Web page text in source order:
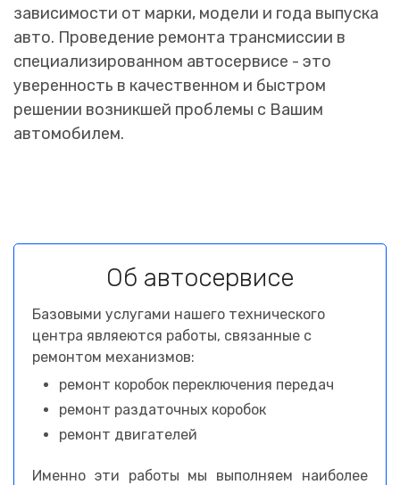
зависимости от марки, модели и года выпуска
авто. Проведение ремонта трансмиссии в
специализированном автосервисе - это
уверенность в качественном и быстром
решении возникшей проблемы с Вашим
автомобилем.
Об автосервисе
Базовыми услугами нашего технического
центра являеются работы, связанные с
ремонтом механизмов:
ремонт коробок переключения передач
ремонт раздаточных коробок
ремонт двигателей
Именно эти работы мы выполняем наиболее